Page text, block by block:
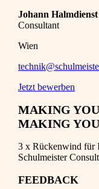
Johann Halmdienst
Consultant
Wien
Jetzt bewerben
MAKING
MAKING
3 x Rückenwind für
Schulmeister
FEEDBACK